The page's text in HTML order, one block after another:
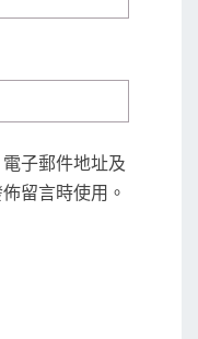
子郵件地址及
留言時使用。